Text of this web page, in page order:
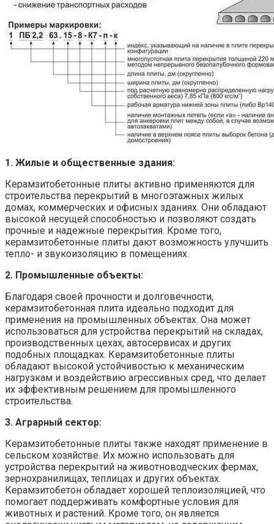
1. Жилые и общественные здания:
Керамзитобетонные плиты активно применяются для
строительства перекрытий в многоэтажных жилых
домах, коммерческих и офисных зданиях. Они обладают
высокой несущей способностью и позволяют создать
прочные и надежные перекрытия. Кроме того,
керамзитобетонные плиты дают возможность улучшить
тепло- и звукоизоляцию в помещениях.
2. Промышленные объекты:
Благодаря своей прочности и долговечности,
керамзитобетонная плита идеально подходит для
применения на промышленных объектах. Она может
использоваться для устройства перекрытий на складах,
производственных цехах, автосервисах и других
подобных площадках. Керамзитобетонные плиты
обладают высокой устойчивостью к механическим
нагрузкам и воздействию агрессивных сред, что делает
их эффективным решением для промышленного
строительства.
3. Аграрный сектор:
Керамзитобетонные плиты также находят применение в
сельском хозяйстве. Их можно использовать для
устройства перекрытий на животноводческих фермах,
зернохранилищах, теплицах и других объектах.
Керамзитобетон обладает хорошей теплоизоляцией, что
помогает поддерживать комфортные условия для
животных и растений. Кроме того, он является